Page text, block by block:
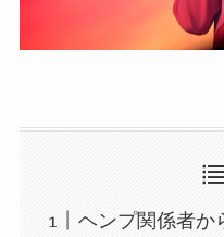
ヘンプ関係者か